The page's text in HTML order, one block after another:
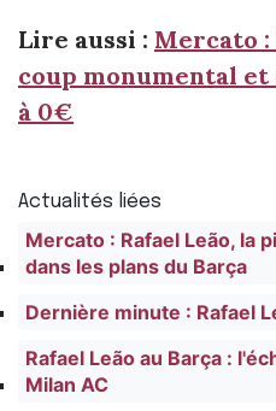
Lire aussi : Mercato
coup monumental
à 0€
Actualités liées
Mercato : Rafael Leão, la
dans les plans du Barça
Dernière minute : Rafael
Rafael Leão au Barça :
Milan AC